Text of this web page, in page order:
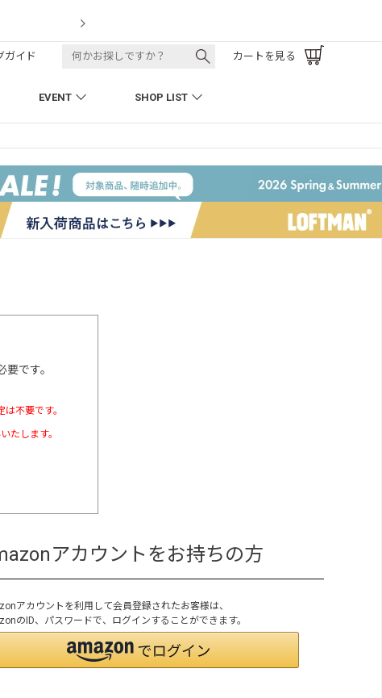
EVENT SHOP LIST
ガイド カートを見る
です。
不要です。
たします。
アカウントをお持ちの方
アカウントを利用して会員登録されたお客様は、
のID、パスワードで、ログインすることができます。